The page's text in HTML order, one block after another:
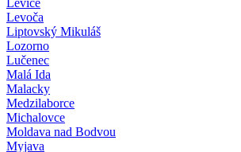
Levoča
Liptovský Mikuláš
Lozorno
Lučenec
Malá Ida
Malacky
Medzilaborce
Michalovce
Moldava nad Bodvou
Myjava